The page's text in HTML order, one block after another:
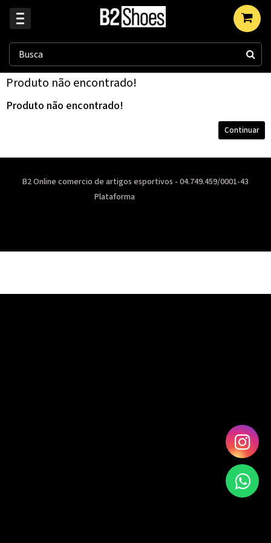
Produto não encontrado!
Produto não encontrado!
Continuar
B2 Online comercio de artigos esportivos - 04.749.459/0001-43
Plataforma